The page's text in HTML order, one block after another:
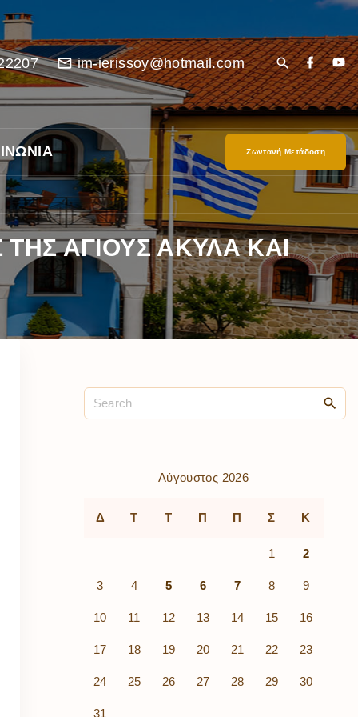
im-ierissoy@hotmail.com
Ζωντανή Μετάδοση
ΑΓΙΟΥΣ ΑΚΥΛΑ ΚΑΙ
Αύγουστος 2026
Δ Τ Τ Π Π Σ Κ
1 2
3 4 5 6 7 8 9
10 11 12 13 14 15 16
17 18 19 20 21 22 23
24 25 26 27 28 29 30
31